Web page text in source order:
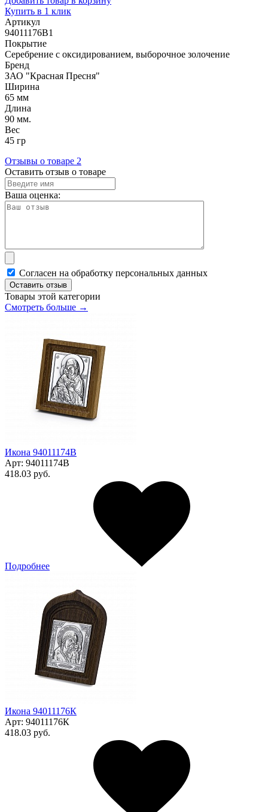
Купить в 1 клик
Артикул
94011176В1
Покрытие
Серебрение с оксидированием, выборочное золочение
Бренд
ЗАО "Красная Пресня"
Ширина
65 мм
Длина
90 мм.
Вес
45 гр
Отзывы о товаре 2
Оставить отзыв о товаре
Ваша оценка:
Согласен на обработку персональных данных
Оставить отзыв
Товары этой категории
Смотреть больше →
Икона 94011174В
Арт: 94011174В
418.03 руб.
Подробнее
Икона 94011176К
Арт: 94011176К
418.03 руб.